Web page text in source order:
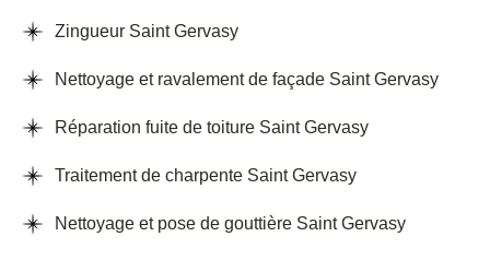
Zingueur Saint Gervasy
Nettoyage et ravalement de façade Saint Gervasy
Réparation fuite de toiture Saint Gervasy
Traitement de charpente Saint Gervasy
Nettoyage et pose de gouttière Saint Gervasy